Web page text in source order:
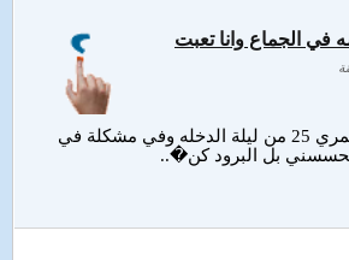
تزوجة من4 سنوات وعمري 25 من ليلة الدخله وفي مشكلة في
يحسسني بل البرود كن�..
في الجماع وانا تعبت